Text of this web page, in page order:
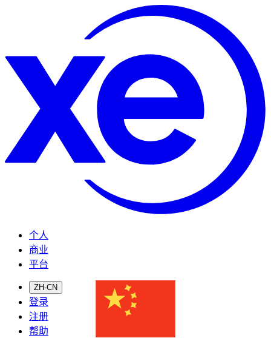
个人
商业
平台
ZH-CN
登录
注册
帮助